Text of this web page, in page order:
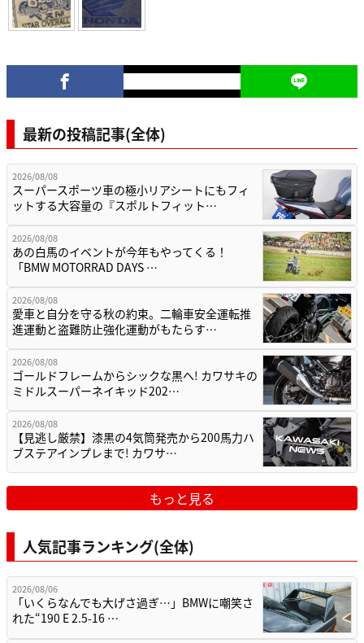
最新の投稿記事(全体)
2026/08/08
スーパースポーツ車の極小リアシートにもフィ
ットする大容量の『スポルトフィット…
2026/08/08
あの白馬のイベントが今年もやってくる！
「BMW MOTORRAD DAYS …
2026/08/08
愛車と自分を守る秋の約束。二輪車安全運転推
進運動と盗難防止強化運動がもたらす…
2026/08/08
ゴールドフレームからシックな黒へ! カワサキの
ミドルスーパーネイキッド202…
2026/08/08
【見逃し厳禁】漆黒の4気筒発売から200馬力ハ
ブステアインプレまで! カワサ…
もっと見る
人気記事ランキング(全体)
2026/08/06
「いくらなんでも大げさ過ぎ…」BMWに嘲笑さ
れた“190 E 2.5-16 …